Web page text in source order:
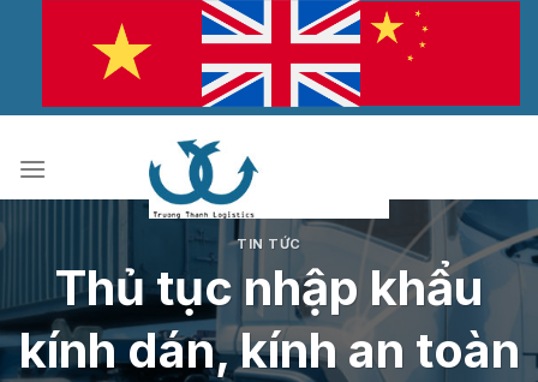
dung
TIN TỨC
Thủ tục nhập khẩu
kính dán, kính an toàn